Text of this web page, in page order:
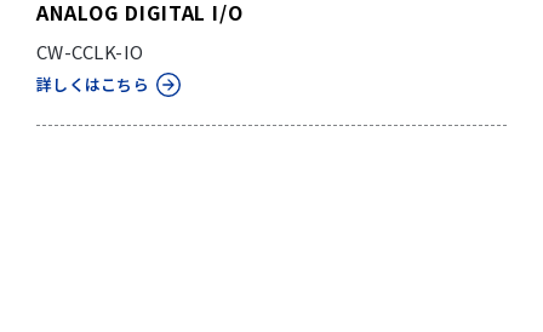
ANALOG DIGITAL I/O
CW-CCLK-IO
詳しくはこちら